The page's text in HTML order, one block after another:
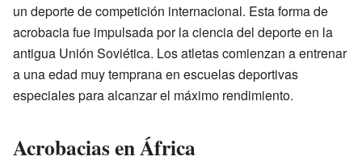
un deporte de competición internacional. Esta forma de
acrobacia fue impulsada por la ciencia del deporte en la
antigua Unión Soviética. Los atletas comienzan a entrenar
a una edad muy temprana en escuelas deportivas
especiales para alcanzar el máximo rendimiento.
Acrobacias en África